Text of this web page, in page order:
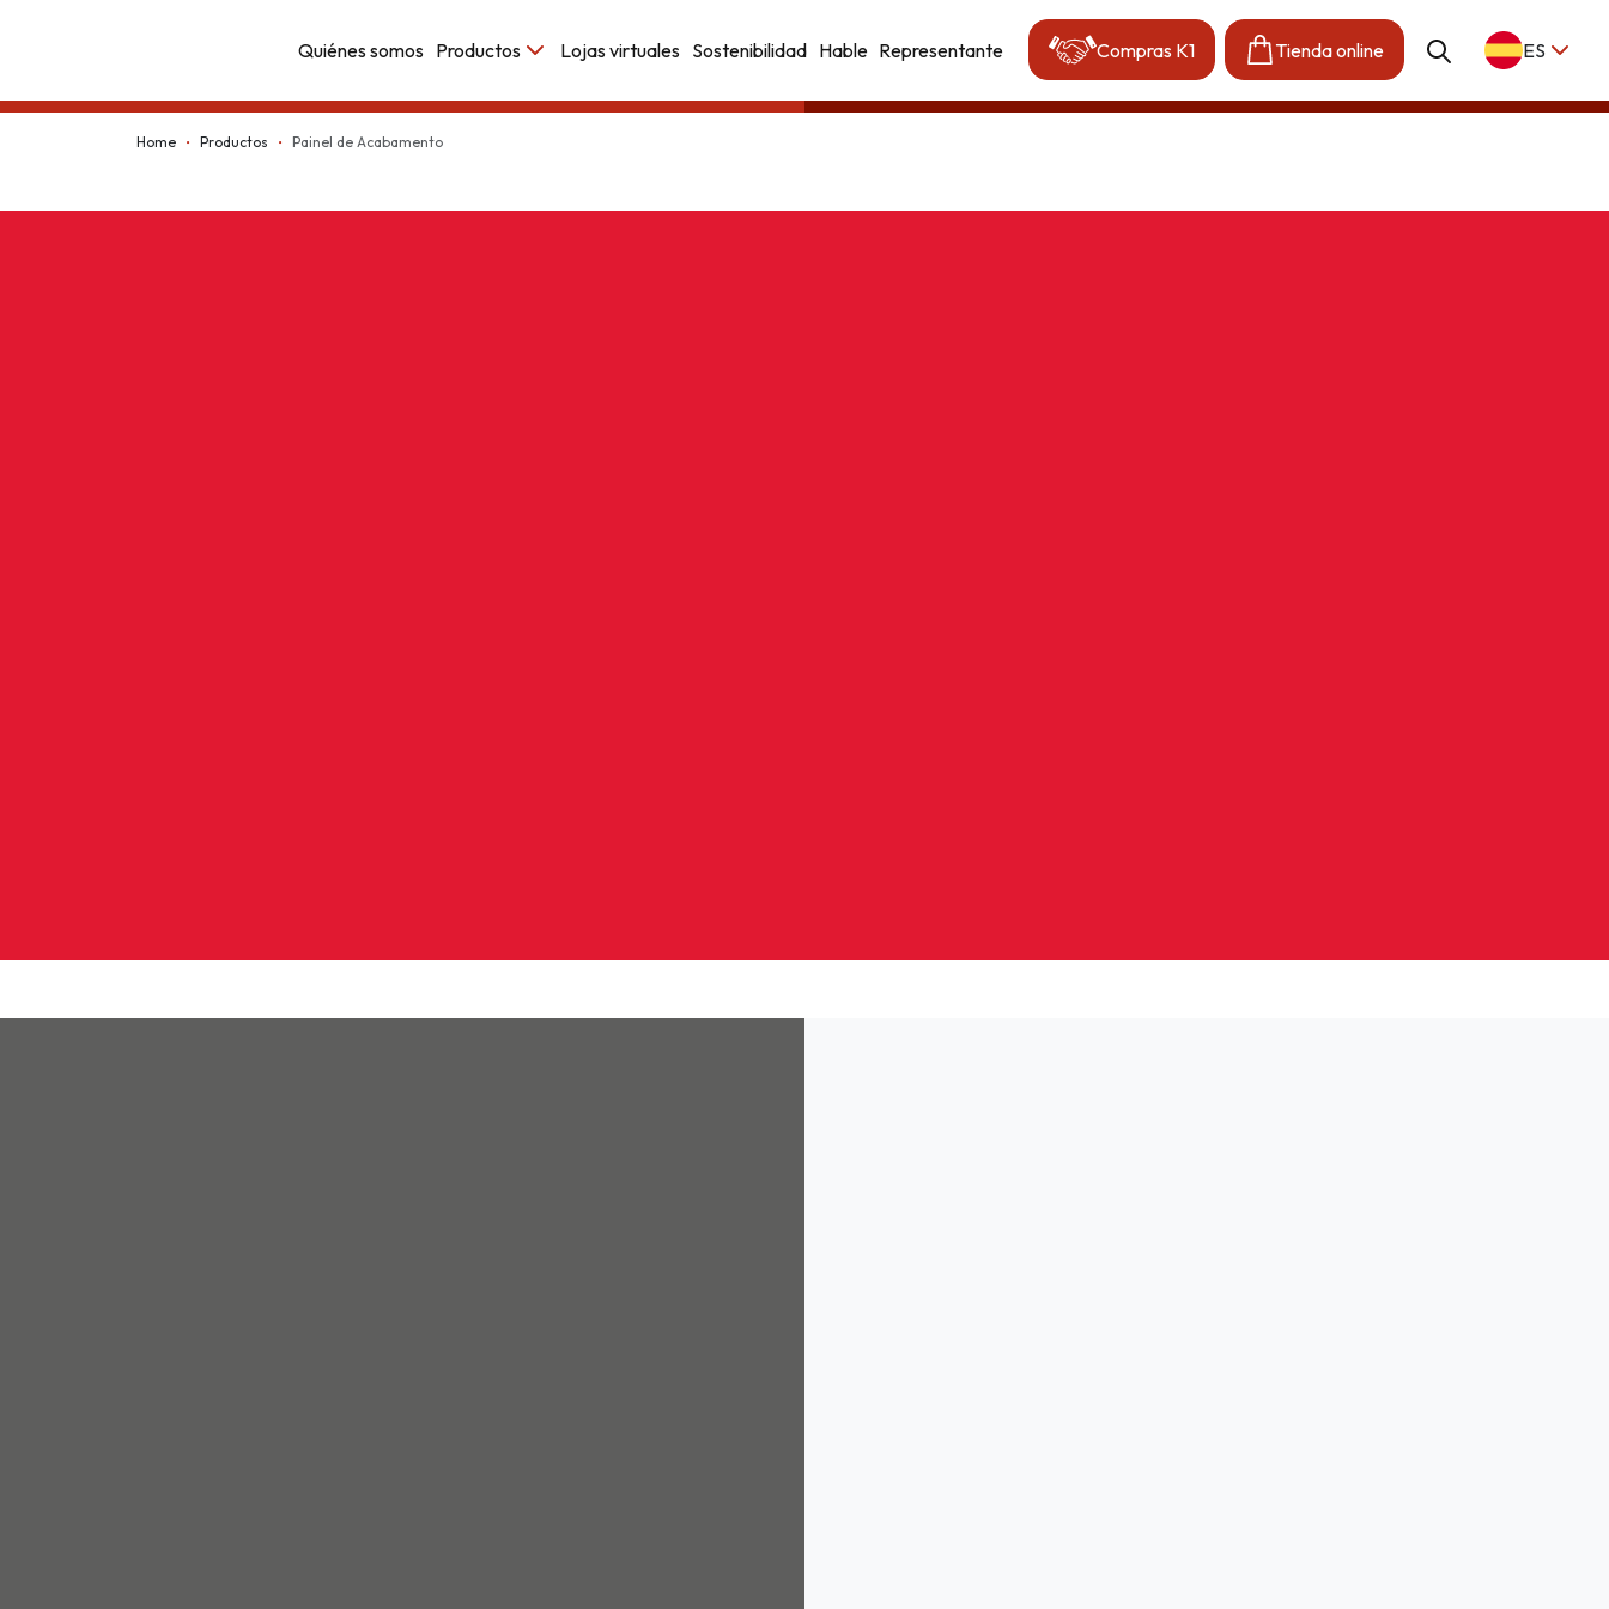
Quiénes somos Productos Lojas virtuales Sostenibilidad Hable Representante Compras K1 Tienda online ES
Home Productos Painel de Acabamento